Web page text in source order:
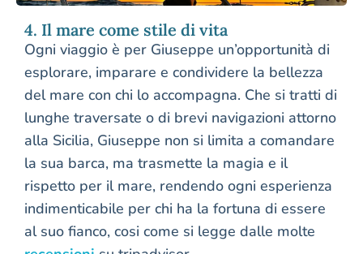
4. Il mare come stile di vita
Ogni viaggio è per Giuseppe un’opportunità di
esplorare, imparare e condividere la bellezza
del mare con chi lo accompagna. Che si tratti di
lunghe traversate o di brevi navigazioni attorno
alla Sicilia, Giuseppe non si limita a comandare
la sua barca, ma trasmette la magia e il
rispetto per il mare, rendendo ogni esperienza
indimenticabile per chi ha la fortuna di essere
al suo fianco, cosi come si legge dalle molte